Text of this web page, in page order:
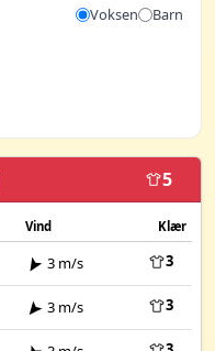
Voksen Barn
5
Vind Klær
3 m/s 3
3 m/s 3